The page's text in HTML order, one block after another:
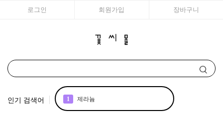
로그인 회원가입 장바구니
인기 검색어 1 제라늄